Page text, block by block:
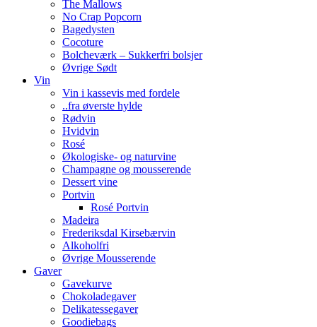
The Mallows
No Crap Popcorn
Bagedysten
Cocoture
Bolcheværk – Sukkerfri bolsjer
Øvrige Sødt
Vin
Vin i kassevis med fordele
..fra øverste hylde
Rødvin
Hvidvin
Rosé
Økologiske- og naturvine
Champagne og mousserende
Dessert vine
Portvin
Rosé Portvin
Madeira
Frederiksdal Kirsebærvin
Alkoholfri
Øvrige Mousserende
Gaver
Gavekurve
Chokoladegaver
Delikatessegaver
Goodiebags